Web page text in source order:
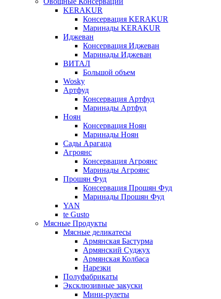
KERAKUR
Консервация KERAKUR
Маринады KERAKUR
Иджеван
Консервация Иджеван
Маринады Иджеван
ВИТАЛ
Большой объем
Wosky
Артфуд
Консервация Артфуд
Маринады Артфуд
Ноян
Консервация Ноян
Маринады Ноян
Сады Арагаца
Агроянс
Консервация Агроянс
Маринады Агроянс
Прошян Фуд
Консервация Прошян Фуд
Маринады Прошян Фуд
YAN
te Gusto
Мясные Продукты
Мясные деликатесы
Армянская Бастурма
Армянский Суджух
Армянская Колбаса
Нарезки
Полуфабрикаты
Эксклюзивные закуски
Мини-рулеты